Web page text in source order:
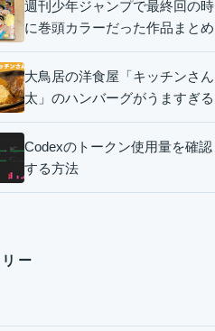
週刊少年ジャンプで最終回の時
に巻頭カラーだった作品まとめ
大鳥居の洋食屋「キッチンさん
太」のハンバーグがうますぎる
Codexのトークン使用量を確認
する方法
ー